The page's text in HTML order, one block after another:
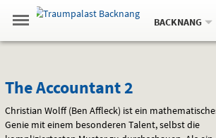
Springe
zum
,zum
.
Navigation
Gehe
zur
Standortauswahl
Standort:
BACKNANG.
Hinweis
The
Accountant
The Accountant 2
Christian Wolff (Ben Affleck) ist ein
Genie mit einem besonderen Talent, selbst die